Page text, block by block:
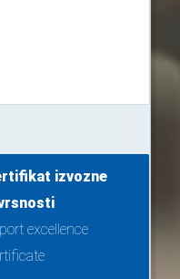
izvozne
excellence